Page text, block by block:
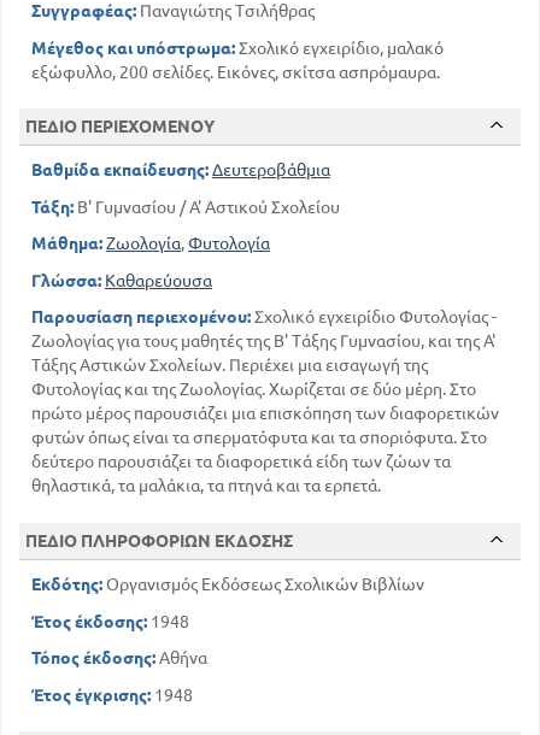
ΟΙ ΛΕΙΤΟΥΡΓΙΕΣ ΤΩΝ ΣΩΜΑΤΩΝ ΤΩΝ ΖΩΩΝ
Συγγραφέας: Παναγιώτης Τσιλήθρας
Μέγεθος και υπόστρωμα:Σχολικό εγχειρίδιο, μαλακό
εξώφυλλο, 200 σελίδες. Εικόνες, σκίτσα ασπρόμαυρα.
ΠΕΔΙΟ ΠΕΡΙΕΧΟΜΕΝΟΥ
Βαθμίδα εκπαίδευσης:Δευτεροβάθμια
Τάξη: Β' Γυμνασίου / Α' Αστικού Σχολείου
Μάθημα:Ζωολογία,Φυτολογία
Γλώσσα: Καθαρεύουσα
Παρουσίαση περιεχομένου:Σχολικό εγχειρίδιο Φυτολογίας -
Ζωολογίας για τους μαθητές της Β' Τάξης Γυμνασίου, και της Α'
Τάξης Αστικών Σχολείων. Περιέχει μια εισαγωγή της
Φυτολογίας και της Ζωολογίας. Χωρίζεται σε δύο μέρη. Στο
πρώτο μέρος παρουσιάζει μια επισκόπηση των διαφορετικών
φυτών όπως είναι τα σπερματόφυτα και τα σποριόφυτα. Στο
δεύτερο παρουσιάζει τα διαφορετικά είδη των ζώων τα
θηλαστικά, τα μαλάκια, τα πτηνά και τα ερπετά.
ΠΕΔΙΟ ΠΛΗΡΟΦΟΡΙΩΝ ΕΚΔΟΣΗΣ
Εκδότης:Οργανισμός Εκδόσεως Σχολικών Βιβλίων
Έτος έκδοσης: 1948
Τόπος έκδοσης:Αθήνα
Έτος έγκρισης: 1948